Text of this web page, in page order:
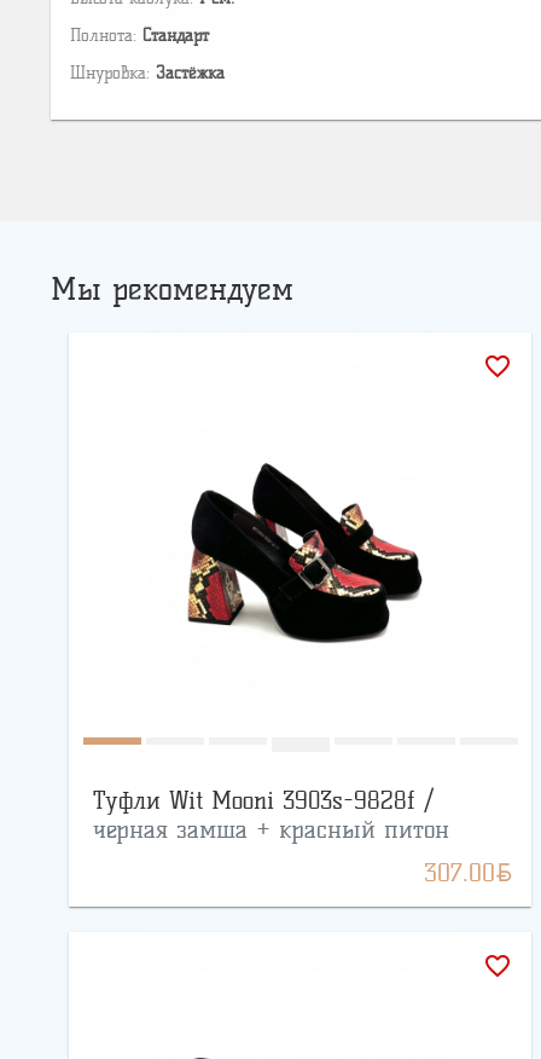
Полнота: Стандарт
Шнуровка: Застёжка
Мы рекомендуем
favorite_border
Туфли Wit Mooni 3903s-9828f /
черная замша + красный питон
307.00BYN
favorite_border